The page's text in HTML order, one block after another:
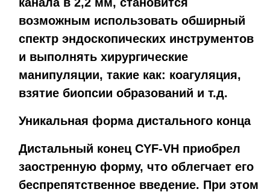
возможным использовать обширный
спектр эндоскопических инструментов
и выполнять хирургические
манипуляции, такие как: коагуляция,
взятие биопсии образований и т.д.
Уникальная форма дистального конца
Дистальный конец CYF-VH приобрел
заостренную форму, что облегчает его
беспрепятственное введение. При этом